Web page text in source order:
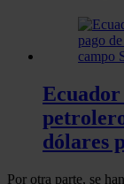
Ecuador
dólares
Por otra parte, se